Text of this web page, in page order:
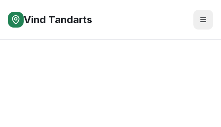
Vind Tandarts